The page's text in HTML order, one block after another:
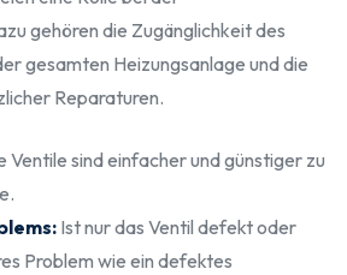
gehören die Zugänglichkeit des
gesamten Heizungsanlage und die
Reparaturen.
Ventile sind einfacher und günstiger zu
Ist nur das Ventil defekt oder
Problem wie ein defektes